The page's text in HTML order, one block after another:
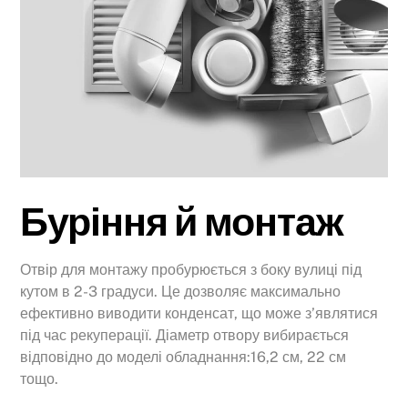
Буріння й монтаж
Отвір для монтажу пробурюється з боку вулиці під
кутом в 2-3 градуси. Це дозволяє максимально
ефективно виводити конденсат, що може з’являтися
під час рекуперації. Діаметр отвору вибирається
відповідно до моделі обладнання:16,2 см, 22 см
тощо.